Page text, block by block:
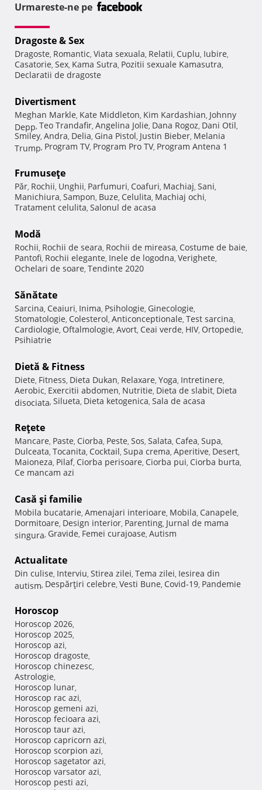
Urmareste-ne pe
Dragoste & Sex
Dragoste, Romantic, Viata sexuala, Relatii, Cuplu, Iubire,
Casatorie, Sex, Kama Sutra, Pozitii sexuale Kamasutra,
Declaratii de dragoste
Divertisment
Meghan Markle, Kate Middleton, Kim Kardashian, Johnny
Depp, Teo Trandafir, Angelina Jolie, Dana Rogoz, Dani Otil,
Smiley, Andra, Delia, Gina Pistol, Justin Bieber, Melania
Trump, Program TV, Program Pro TV, Program Antena 1
Frumuseţe
Păr, Rochii, Unghii, Parfumuri, Coafuri, Machiaj, Sani,
Manichiura, Sampon, Buze, Celulita, Machiaj ochi,
Tratament celulita, Salonul de acasa
Modă
Rochii, Rochii de seara, Rochii de mireasa, Costume de baie,
Pantofi, Rochii elegante, Inele de logodna, Verighete,
Ochelari de soare, Tendinte 2020
Sănătate
Sarcina, Ceaiuri, Inima, Psihologie, Ginecologie,
Stomatologie, Colesterol, Anticonceptionale, Test sarcina,
Cardiologie, Oftalmologie, Avort, Ceai verde, HIV, Ortopedie,
Psihiatrie
Dietă & Fitness
Diete, Fitness, Dieta Dukan, Relaxare, Yoga, Intretinere,
Aerobic, Exercitii abdomen, Nutritie, Dieta de slabit, Dieta
disociata, Silueta, Dieta ketogenica, Sala de acasa
Reţete
Mancare, Paste, Ciorba, Peste, Sos, Salata, Cafea, Supa,
Dulceata, Tocanita, Cocktail, Supa crema, Aperitive, Desert,
Maioneza, Pilaf, Ciorba perisoare, Ciorba pui, Ciorba burta,
Ce mancam azi
Casă şi familie
Mobila bucatarie, Amenajari interioare, Mobila, Canapele,
Dormitoare, Design interior, Parenting, Jurnal de mama
singura, Gravide, Femei curajoase, Autism
Actualitate
Din culise, Interviu, Stirea zilei, Tema zilei, Iesirea din
autism, Despărţiri celebre, Vesti Bune, Covid-19, Pandemie
Horoscop
Horoscop 2026,
Horoscop 2025,
Horoscop azi,
Horoscop dragoste,
Horoscop chinezesc,
Astrologie,
Horoscop lunar,
Horoscop rac azi,
Horoscop gemeni azi,
Horoscop fecioara azi,
Horoscop taur azi,
Horoscop capricorn azi,
Horoscop scorpion azi,
Horoscop sagetator azi,
Horoscop varsator azi,
Horoscop pesti azi,